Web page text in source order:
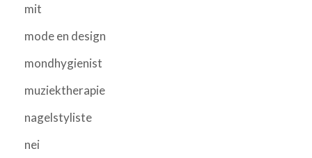
mit
mode en design
mondhygienist
muziektherapie
nagelstyliste
nei